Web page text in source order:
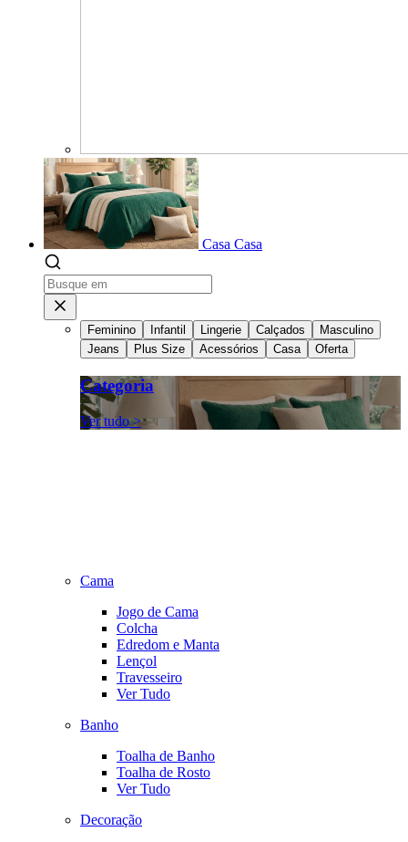
Casa Casa
Feminino Infantil Lingerie Calçados
Masculino
Jeans
Plus Size Acessórios Casa Oferta
Categoria
Ver tudo >
Cama
Jogo de Cama
Colcha
Edredom e Manta
Lençol
Travesseiro
Ver Tudo
Banho
Toalha de Banho
Toalha de Rosto
Ver Tudo
Decoração